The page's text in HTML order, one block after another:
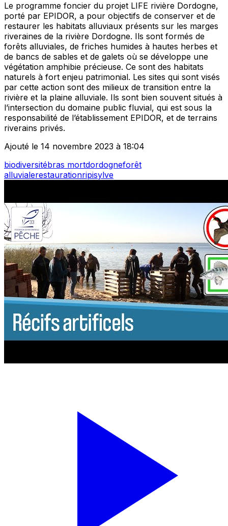
Le programme foncier du projet LIFE rivière Dordogne,
porté par EPIDOR, a pour objectifs de conserver et de
restaurer les habitats alluviaux présents sur les marges
riveraines de la rivière Dordogne. Ils sont formés de
forêts alluviales, de friches humides à hautes herbes et
de bancs de sables et de galets où se développe une
végétation amphibie précieuse. Ce sont des habitats
naturels à fort enjeu patrimonial. Les sites qui sont visés
par cette action sont des milieux de transition entre la
rivière et la plaine alluviale. Ils sont bien souvent situés à
l’intersection du domaine public fluvial, qui est sous la
responsabilité de l’établissement EPIDOR, et de terrains
riverains privés.
Ajouté le 14 novembre 2023 à 18:04
biodiversitébras mortdordogneforêt
alluvialerestaurationripisylve